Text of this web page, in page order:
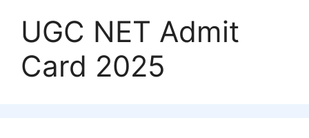
UGC NET Admit
Card 2025